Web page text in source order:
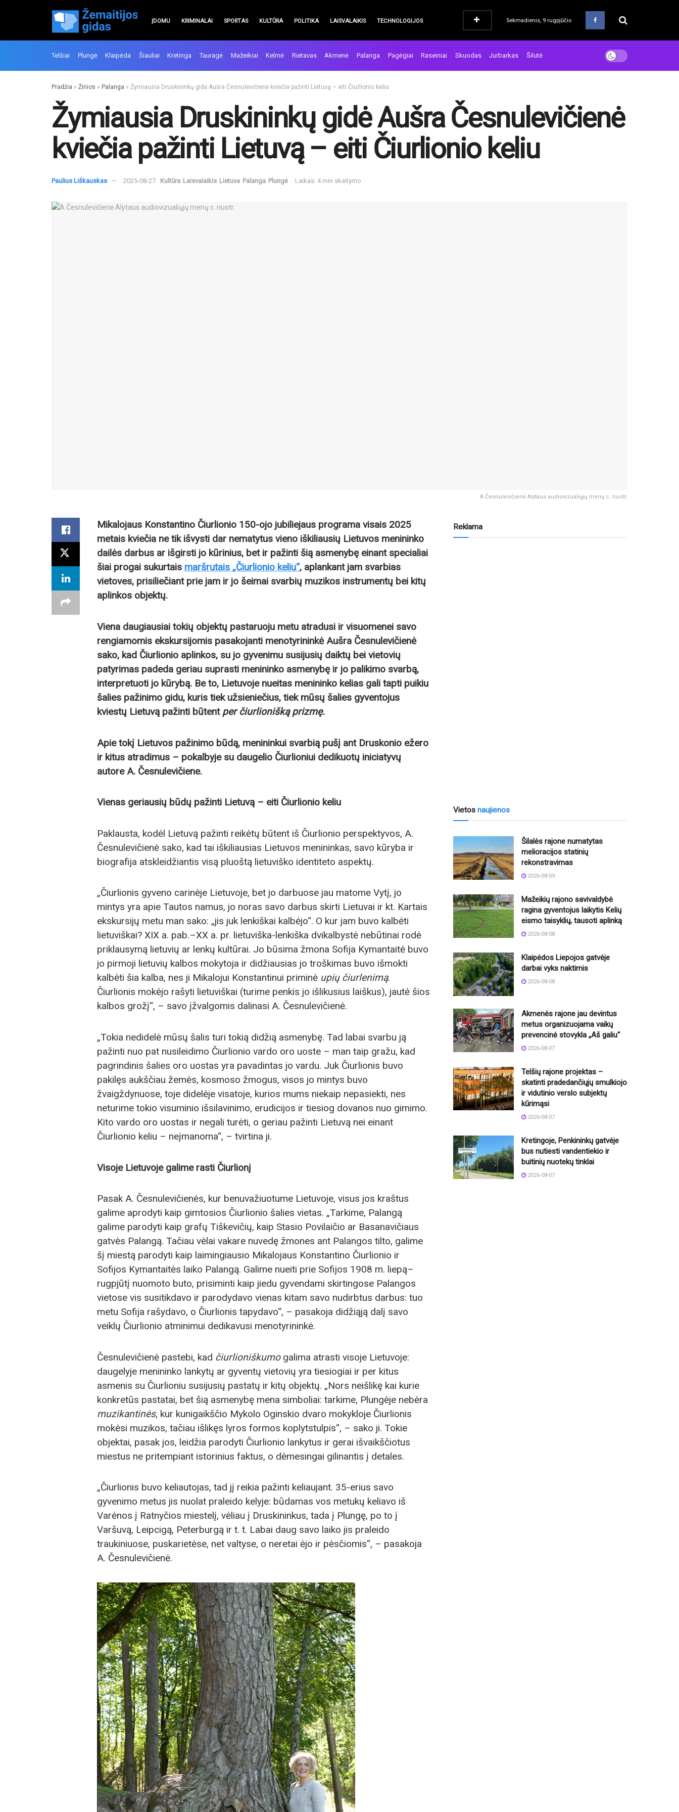
ĮDOMU KRIMINALAI SPORTAS KULTŪRA POLITIKA LAISVALAIKIS TECHNOLOGIJOS Sekmadienis, 9 rugpjūčio
Telšiai Plungė Klaipėda Šiauliai Kretinga Tauragė Mažeikiai Kelmė Rietavas Akmenė Palanga Pagėgiai Raseiniai Skuodas Jurbarkas Šilutė
Pradžia » Žinios » Palanga » Žymiausia Druskininkų gidė Aušra Česnulevičienė kviečia pažinti Lietuvą – eiti Čiurlionio keliu
Žymiausia Druskininkų gidė Aušra Česnulevičienė
kviečia pažinti Lietuvą – eiti Čiurlionio keliu
Paulius Liškauskas 2025-08-27 Kultūra Laisvalaikis Lietuva Palanga Plungė Laikas: 4 min skaitymo
A Česnulevičienė Alytaus audiovizualiųjų menų c. nuotr.
Mikalojaus Konstantino Čiurlionio 150-ojo jubiliejaus programa visais 2025
metais kviečia ne tik išvysti dar nematytus vieno iškiliausių Lietuvos menininko
dailės darbus ar išgirsti jo kūrinius, bet ir pažinti šią asmenybę einant specialiai
šiai progai sukurtais maršrutais „Čiurlionio keliu“, aplankant jam svarbias
vietoves, prisiliečiant prie jam ir jo šeimai svarbių muzikos instrumentų bei kitų
aplinkos objektų.
Viena daugiausiai tokių objektų pastaruoju metu atradusi ir visuomenei savo
rengiamomis ekskursijomis pasakojanti menotyrininkė Aušra Česnulevičienė
sako, kad Čiurlionio aplinkos, su jo gyvenimu susijusių daiktų bei vietovių
patyrimas padeda geriau suprasti menininko asmenybę ir jo palikimo svarbą,
interpretuoti jo kūrybą. Be to, Lietuvoje nueitas menininko kelias gali tapti puikiu
šalies pažinimo gidu, kuris tiek užsieniečius, tiek mūsų šalies gyventojus
kviestų Lietuvą pažinti būtent per čiurlionišką prizmę.
Apie tokį Lietuvos pažinimo būdą, menininkui svarbią pušį ant Druskonio ežero
ir kitus atradimus – pokalbyje su daugelio Čiurlioniui dedikuotų iniciatyvų
autore A. Česnulevičiene.
Vienas geriausių būdų pažinti Lietuvą – eiti Čiurlionio keliu
Paklausta, kodėl Lietuvą pažinti reikėtų būtent iš Čiurlionio perspektyvos, A.
Česnulevičienė sako, kad tai iškiliausias Lietuvos menininkas, savo kūryba ir
biografija atskleidžiantis visą pluoštą lietuviško identiteto aspektų.
„Čiurlionis gyveno carinėje Lietuvoje, bet jo darbuose jau matome Vytį, jo
mintys yra apie Tautos namus, jo noras savo darbus skirti Lietuvai ir kt. Kartais
ekskursijų metu man sako: „jis juk lenkiškai kalbėjo“. O kur jam buvo kalbėti
lietuviškai? XIX a. pab.–XX a. pr. lietuviška-lenkiška dvikalbystė nebūtinai rodė
priklausymą lietuvių ar lenkų kultūrai. Jo būsima žmona Sofija Kymantaitė buvo
jo pirmoji lietuvių kalbos mokytoja ir didžiausias jo troškimas buvo išmokti
kalbėti šia kalba, nes ji Mikalojui Konstantinui priminė upių čiurlenimą.
Čiurlionis mokėjo rašyti lietuviškai (turime penkis jo išlikusius laiškus), jautė šios
kalbos grožį“, – savo įžvalgomis dalinasi A. Česnulevičienė.
„Tokia nedidelė mūsų šalis turi tokią didžią asmenybę. Tad labai svarbu ją
pažinti nuo pat nusileidimo Čiurlionio vardo oro uoste – man taip gražu, kad
pagrindinis šalies oro uostas yra pavadintas jo vardu. Juk Čiurlionis buvo
pakilęs aukščiau žemės, kosmoso žmogus, visos jo mintys buvo
žvaigždynuose, toje didelėje visatoje, kurios mums niekaip nepasiekti, nes
neturime tokio visuminio išsilavinimo, erudicijos ir tiesiog dovanos nuo gimimo.
Kito vardo oro uostas ir negali turėti, o geriau pažinti Lietuvą nei einant
Čiurlionio keliu – neįmanoma“, – tvirtina ji.
Visoje Lietuvoje galime rasti Čiurlionį
Pasak A. Česnulevičienės, kur benuvažiuotume Lietuvoje, visus jos kraštus
galime aprodyti kaip gimtosios Čiurlionio šalies vietas. „Tarkime, Palangą
galime parodyti kaip grafų Tiškevičių, kaip Stasio Povilaičio ar Basanavičiaus
gatvės Palangą. Tačiau vėlai vakare nuvedę žmones ant Palangos tilto, galime
šį miestą parodyti kaip laimingiausio Mikalojaus Konstantino Čiurlionio ir
Sofijos Kymantaitės laiko Palangą. Galime nueiti prie Sofijos 1908 m. liepą–
rugpjūtį nuomoto buto, prisiminti kaip jiedu gyvendami skirtingose Palangos
vietose vis susitikdavo ir parodydavo vienas kitam savo nudirbtus darbus: tuo
metu Sofija rašydavo, o Čiurlionis tapydavo“, – pasakoja didžiąją dalį savo
veiklų Čiurlionio atminimui dedikavusi menotyrininkė.
Česnulevičienė pastebi, kad čiurlioniškumo galima atrasti visoje Lietuvoje:
daugelyje menininko lankytų ar gyventų vietovių yra tiesiogiai ir per kitus
asmenis su Čiurlioniu susijusių pastatų ir kitų objektų. „Nors neišlikę kai kurie
konkretūs pastatai, bet šią asmenybę mena simboliai: tarkime, Plungėje nebėra
muzikantinės, kur kunigaikščio Mykolo Oginskio dvaro mokykloje Čiurlionis
mokėsi muzikos, tačiau išlikęs lyros formos koplytstulpis“, – sako ji. Tokie
objektai, pasak jos, leidžia parodyti Čiurlionio lankytus ir gerai išvaikščiotus
miestus ne pritempiant istorinius faktus, o dėmesingai gilinantis į detales.
„Čiurlionis buvo keliautojas, tad jį reikia pažinti keliaujant. 35-erius savo
gyvenimo metus jis nuolat praleido kelyje: būdamas vos metukų keliavo iš
Varėnos į Ratnyčios miestelį, vėliau į Druskininkus, tada į Plungę, po to į
Varšuvą, Leipcigą, Peterburgą ir t. t. Labai daug savo laiko jis praleido
traukiniuose, puskarietėse, net valtyse, o neretai ėjo ir pėsčiomis“, – pasakoja
A. Česnulevičienė.
Reklama
Vietos naujienos
Šilalės rajone numatytas
melioracijos statinių
rekonstravimas
2026-08-09
Mažeikių rajono savivaldybė
ragina gyventojus laikytis Kelių
eismo taisyklių, tausoti aplinką
2026-08-08
Klaipėdos Liepojos gatvėje
darbai vyks naktimis
2026-08-08
Akmenės rajone jau devintus
metus organizuojama vaikų
prevencinė stovykla „Aš galiu“
2026-08-07
Telšių rajone projektas –
skatinti pradedančiųjų smulkiojo
ir vidutinio verslo subjektų
kūrimąsi
2026-08-07
Kretingoje, Penkininkų gatvėje
bus nutiesti vandentiekio ir
buitinių nuotekų tinklai
2026-08-07